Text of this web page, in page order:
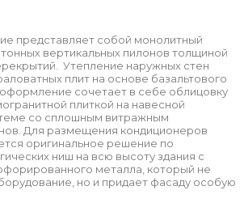
представляет собой монолитный
вертикальных пилонов толщиной
Утепление наружных стен
плит на основе базальтового
сочетает в себе облицовку
плиткой на навесной
со сплошным витражным
Для размещения кондиционеров
оригинальное решение по
ниш на всю высоту здания с
металла, который не
но и придает фасаду особую